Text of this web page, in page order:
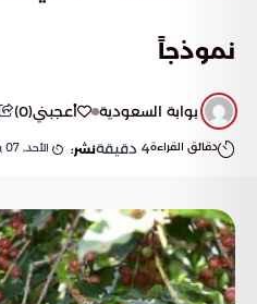
نموذجاً
بوابة السعودية أعجبني(
0
)
دقائق القراءة4 دقيقةنشر: الأحد, 07 يونيو